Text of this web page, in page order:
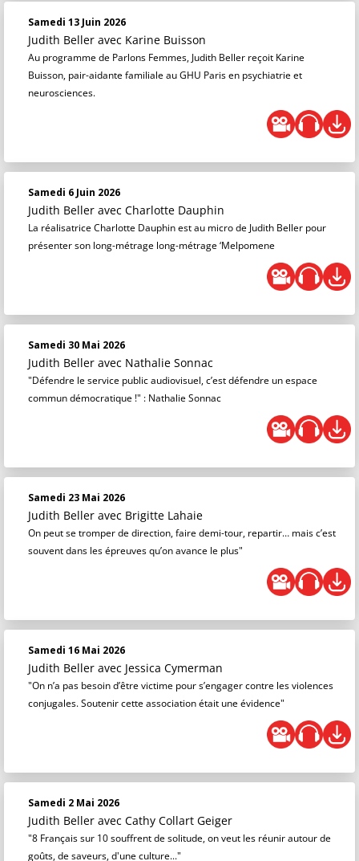
Samedi 13 Juin 2026
Judith Beller avec Karine Buisson
Au programme de Parlons Femmes, Judith Beller reçoit Karine
Buisson, pair-aidante familiale au GHU Paris en psychiatrie et
neurosciences.
Samedi 6 Juin 2026
Judith Beller avec Charlotte Dauphin
La réalisatrice Charlotte Dauphin est au micro de Judith Beller pour
présenter son long-métrage long-métrage ‘Melpomene
Samedi 30 Mai 2026
Judith Beller avec Nathalie Sonnac
"Défendre le service public audiovisuel, c’est défendre un espace
commun démocratique !" : Nathalie Sonnac
Samedi 23 Mai 2026
Judith Beller avec Brigitte Lahaie
On peut se tromper de direction, faire demi-tour, repartir… mais c’est
souvent dans les épreuves qu’on avance le plus"
Samedi 16 Mai 2026
Judith Beller avec Jessica Cymerman
"On n’a pas besoin d’être victime pour s’engager contre les violences
conjugales. Soutenir cette association était une évidence"
Samedi 2 Mai 2026
Judith Beller avec Cathy Collart Geiger
"8 Français sur 10 souffrent de solitude, on veut les réunir autour de
goûts, de saveurs, d'une culture..."